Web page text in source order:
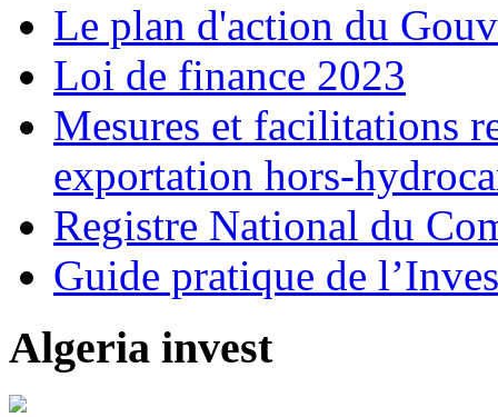
Le plan d'action du
Loi de finance 2023
Mesures et facilitations
exportation hors-
Registre National du
Guide pratique de
Algeria invest